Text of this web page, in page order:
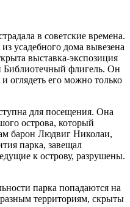
в советские времена.
усадебного дома вывезена
выставка-экспозиция
Библиотечный флигель. Он
оглядеть его можно только
для посещения. Она
острова, который
барон Людвиг Николаи,
парка, завещал
к острову, разрушены.
парка попадаются на
территориям, скрыты